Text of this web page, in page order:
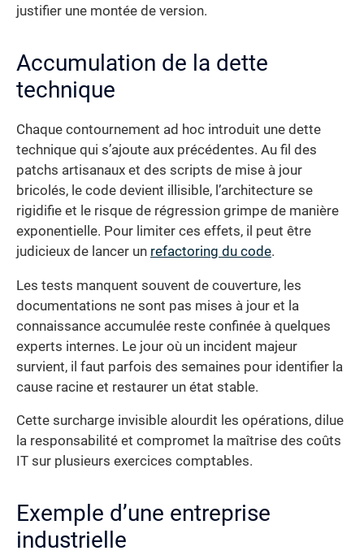
justifier une montée de version.
Accumulation de la dette
technique
Chaque contournement ad hoc introduit une dette
technique qui s’ajoute aux précédentes. Au fil des
patchs artisanaux et des scripts de mise à jour
bricolés, le code devient illisible, l’architecture se
rigidifie et le risque de régression grimpe de manière
exponentielle. Pour limiter ces effets, il peut être
judicieux de lancer un refactoring du code.
Les tests manquent souvent de couverture, les
documentations ne sont pas mises à jour et la
connaissance accumulée reste confinée à quelques
experts internes. Le jour où un incident majeur
survient, il faut parfois des semaines pour identifier la
cause racine et restaurer un état stable.
Cette surcharge invisible alourdit les opérations, dilue
la responsabilité et compromet la maîtrise des coûts
IT sur plusieurs exercices comptables.
Exemple d’une entreprise
industrielle